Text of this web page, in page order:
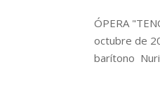
ÓPERA
octubre de
barítono